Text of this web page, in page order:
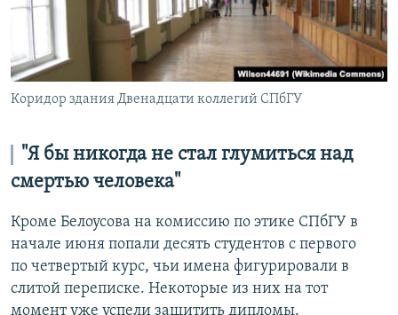
Коридор здания Двенадцати коллегий СПбГУ
"Я бы никогда не стал глумиться над
смертью человека"
Кроме Белоусова на комиссию по этике СПбГУ в
начале июня попали десять студентов с первого
по четвертый курс, чьи имена фигурировали в
слитой переписке. Некоторые из ниx на тот
момент уже успели защитить дипломы.